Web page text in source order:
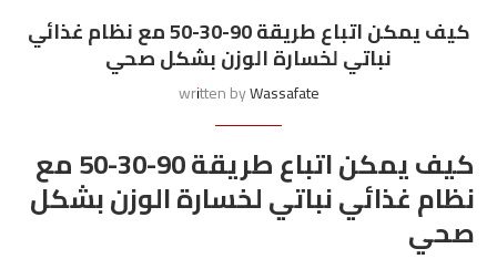
كيف يمكن اتباع طريقة 90-30-50 مع نظام غذائي
نباتي لخسارة الوزن بشكل صحي
written byWassafate
كيف يمكن اتباع طريقة 90-30-50 مع
نظام غذائي نباتي لخسارة الوزن بشكل
صحي